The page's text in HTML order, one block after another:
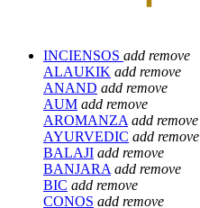
INCIENSOS add remove
ALAUKIK add remove
ANAND add remove
AUM add remove
AROMANZA add remove
AYURVEDIC add remove
BALAJI add remove
BANJARA add remove
BIC add remove
CONOS add remove